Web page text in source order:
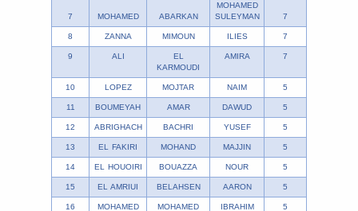
7 MOHAMED ABARKAN
MOHAMED
SULEYMAN
7
8 ZANNA MIMOUN ILIES 7
9 ALI
EL
KARMOUDI
AMIRA 7
10 LOPEZ MOJTAR NAIM 5
11 BOUMEYAH AMAR DAWUD 5
12 ABRIGHACH BACHRI YUSEF 5
13 EL FAKIRI MOHAND MAJJIN 5
14 EL HOUOIRI BOUAZZA NOUR 5
15 EL AMRIUI BELAHSEN AARON 5
16 MOHAMED MOHAMED IBRAHIM 5